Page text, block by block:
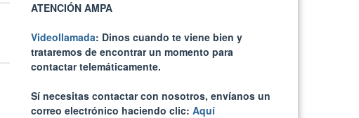
ATENCIÓN AMPA
Videollamada: Dinos cuando te viene bien y
trataremos de encontrar un momento para
contactar telemáticamente.
Sí necesitas contactar con nosotros, envíanos un
correo electrónico haciendo clic: Aquí